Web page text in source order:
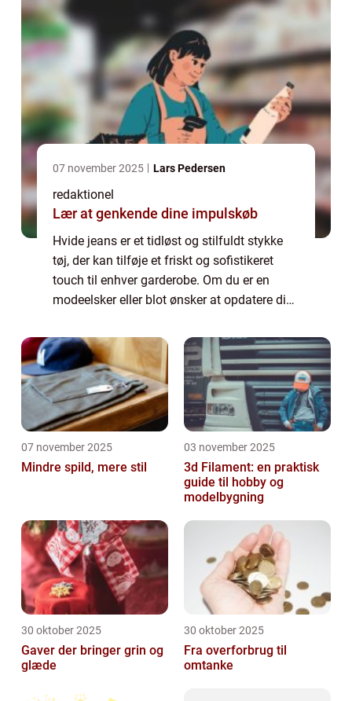
07 november 2025 Lars Pedersen
redaktionel
Lær at genkende dine impulskøb
Hvide jeans er et tidløst og stilfuldt stykke
tøj, der kan tilføje et friskt og sofistikeret
touch til enhver garderobe. Om du er en
modeelsker eller blot ønsker at opdatere din
samling. I denne artikel vil ...
07 november 2025
Mindre spild, mere stil
03 november 2025
3d Filament: en praktisk
guide til hobby og
modelbygning
30 oktober 2025
Gaver der bringer grin og
glæde
30 oktober 2025
Fra overforbrug til
omtanke